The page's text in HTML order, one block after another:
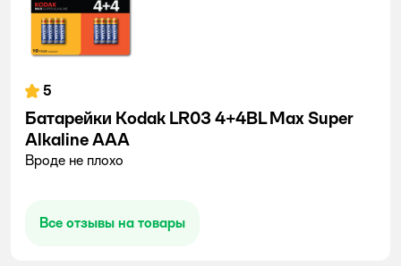
5
Батарейки Kodak LR03 4+4BL Max Super
Alkaline AAA
Вроде не плохо
Все отзывы на товары